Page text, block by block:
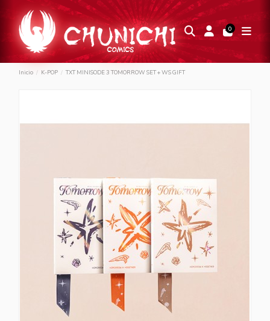
0
Inicio K-POP TXT MINISODE 3 TOMORROW SET + WS GIFT